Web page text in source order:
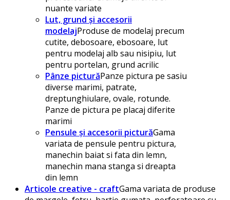
nuante variate
Lut, grund și accesorii
modelajProduse de modelaj precum
cutite, debosoare, ebosoare, lut
pentru modelaj alb sau nisipiu, lut
pentru portelan, grund acrilic
Pânze picturăPanze pictura pe sasiu
diverse marimi, patrate,
dreptunghiulare, ovale, rotunde.
Panze de pictura pe placaj diferite
marimi
Pensule și accesorii picturăGama
variata de pensule pentru pictura,
manechin baiat si fata din lemn,
manechin mana stanga si dreapta
din lemn
Articole creative - craftGama variata de produse